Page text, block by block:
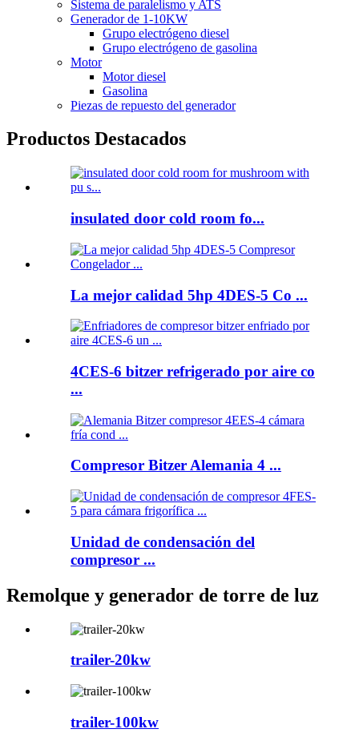
Sistema de paralelismo y ATS
Generador de 1-10KW
Grupo electrógeno diesel
Grupo electrógeno de gasolina
Motor
Motor diesel
Gasolina
Piezas de repuesto del generador
Productos Destacados
insulated door cold room fo...
La mejor calidad 5hp 4DES-5 Co ...
4CES-6 bitzer refrigerado por aire co
...
Compresor Bitzer Alemania 4 ...
Unidad de condensación del
compresor ...
Remolque y generador de torre de luz
trailer-20kw
trailer-100kw